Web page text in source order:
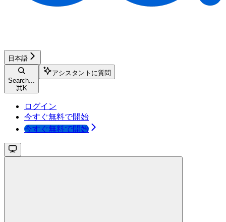
日本語
Search...
⌘K
アシスタントに質問
ログイン
今すぐ無料で開始
今すぐ無料で開始